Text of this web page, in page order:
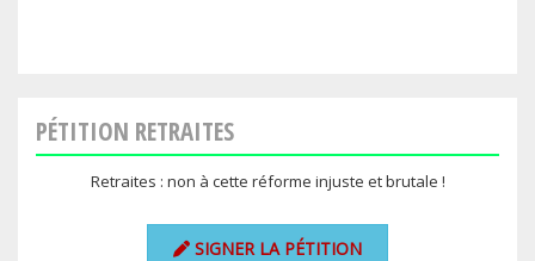
PÉTITION RETRAITES
Retraites : non à cette réforme injuste et brutale !
SIGNER LA PÉTITION